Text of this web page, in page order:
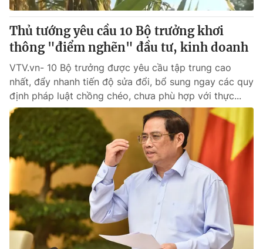
thuận bằng văn bản. Ghi rõ nguồn VTV.vn khi phát hành lại
thông tin từ website này.
Thủ tướng yêu cầu 10 Bộ trưởng khơi
thông "điểm nghẽn" đầu tư, kinh doanh
VTV.vn- 10 Bộ trưởng được yêu cầu tập trung cao
nhất, đẩy nhanh tiến độ sửa đổi, bổ sung ngay các quy
định pháp luật chồng chéo, chưa phù hợp với thực...